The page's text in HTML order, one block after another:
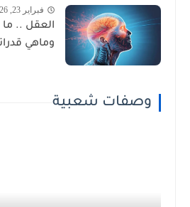
فبراير 23, 2026
العقل ..
وماهي
وصفات شعبية